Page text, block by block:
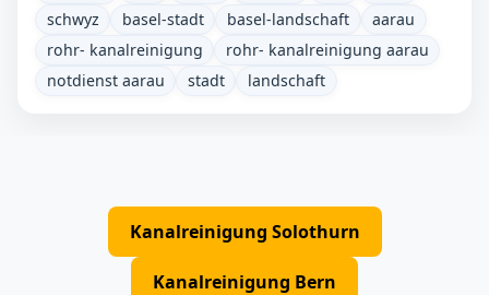
schwyz
basel-stadt basel-landschaft
aarau
rohr- kanalreinigung
rohr- kanalreinigung aarau
notdienst aarau
stadt landschaft
Kanalreinigung Solothurn
Kanalreinigung Bern